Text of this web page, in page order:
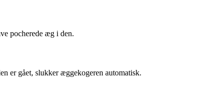
pocherede æg i den.
er gået, slukker æggekogeren automatisk.